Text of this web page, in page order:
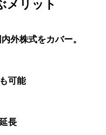
メリット
外株式をカバー。
可能
長